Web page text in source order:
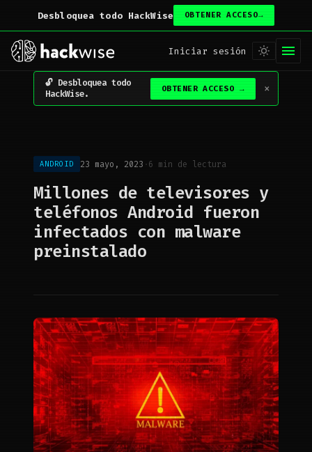
Desbloquea todo HackWise OBTENER ACCESO→
Iniciar sesión
×
Desbloquea todo
HackWise.
OBTENER ACCESO →
ANDROID 23 mayo, 2023 ·6 min de lectura
Millones de televisores y
teléfonos Android fueron
infectados con malware
preinstalado